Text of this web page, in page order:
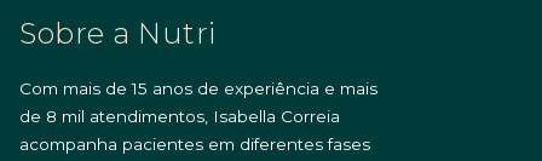
Sobre a Nutri
Com mais de 15 anos de experiência e mais
de 8 mil atendimentos, Isabella Correia
acompanha pacientes em diferentes fases